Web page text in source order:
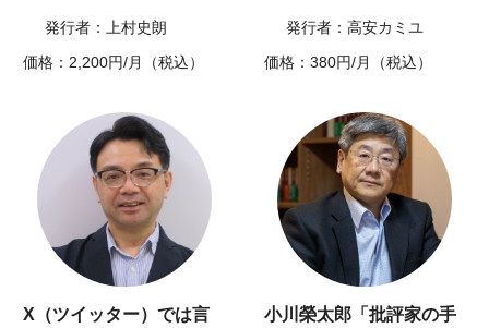
発行者：上村史朗
価格：2,200円/月（税込）
発行者：高安カミユ
価格：380円/月（税込）
X（ツイッター）では言
小川榮太郎「批評家の手